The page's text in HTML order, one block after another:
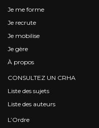
Je me forme
Je recrute
Je mobilise
Je gère
À propos
CONSULTEZ UN CRHA
Liste des sujets
Liste des auteurs
L’Ordre